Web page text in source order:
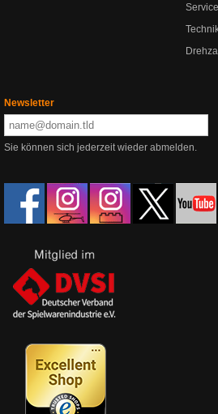
Newsletter
Sie können sich jederzeit wieder abmelden.